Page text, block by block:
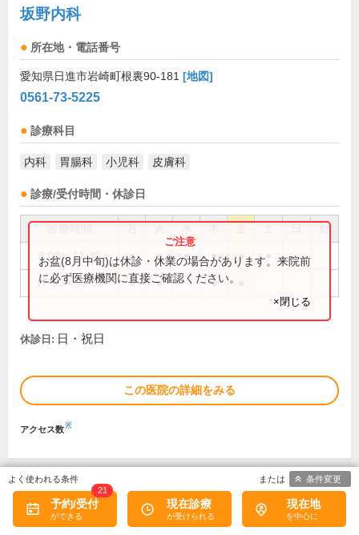
坂野内科
所在地・電話番号
愛知県日進市岩崎町根裏90-181 [地図]
0561-73-5225
診療科目
内科 胃腸科 小児科 皮膚科
診療/受付時間・休診日
祝
9:00～11:30 ● ● ● ● ●
17:30～19:00 ● ● ●
お盆(8月中旬)は休診・休業の場合があります。来院前
に必ず医療機関に直接ご確認ください。
×閉じる
休診日: 日・祝日
この医院の詳細をみる
アクセス数※
おおくまクリニック
口コミ1件
予約/受付
21
現在診療 現在地
条件変更